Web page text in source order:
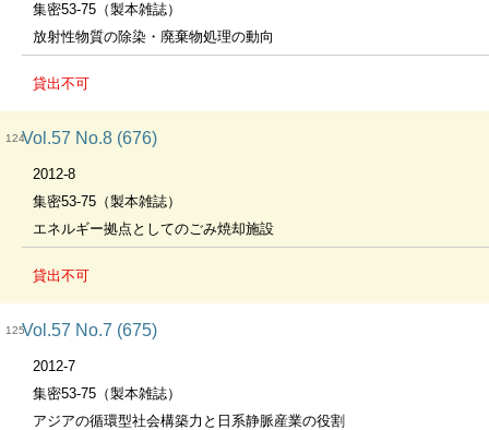
集密53-75（製本雑誌）
放射性物質の除染・廃棄物処理の動向
貸出不可
124Vol.57 No.8 (676)
2012-8
集密53-75（製本雑誌）
エネルギー拠点としてのごみ焼却施設
貸出不可
125Vol.57 No.7 (675)
2012-7
集密53-75（製本雑誌）
アジアの循環型社会構築力と日系静脈産業の役割